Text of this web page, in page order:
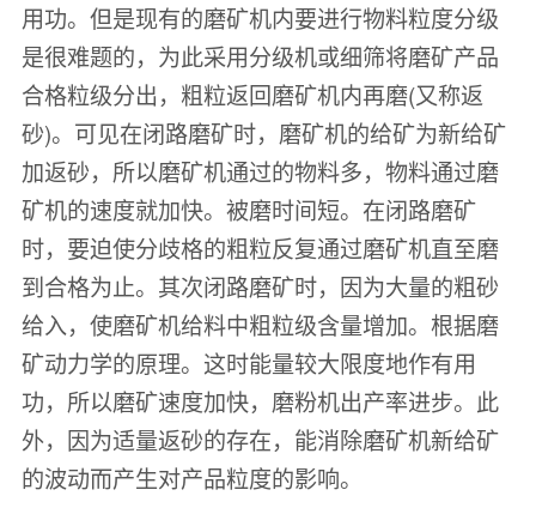
用功。但是现有的磨矿机内要进行物料粒度分级
是很难题的，为此采用分级机或细筛将磨矿产品
合格粒级分出，粗粒返回磨矿机内再磨(又称返
砂)。可见在闭路磨矿时，磨矿机的给矿为新给矿
加返砂，所以磨矿机通过的物料多，物料通过磨
矿机的速度就加快。被磨时间短。在闭路磨矿
时，要迫使分歧格的粗粒反复通过磨矿机直至磨
到合格为止。其次闭路磨矿时，因为大量的粗砂
给入，使磨矿机给料中粗粒级含量增加。根据磨
矿动力学的原理。这时能量较大限度地作有用
功，所以磨矿速度加快，磨粉机出产率进步。此
外，因为适量返砂的存在，能消除磨矿机新给矿
的波动而产生对产品粒度的影响。